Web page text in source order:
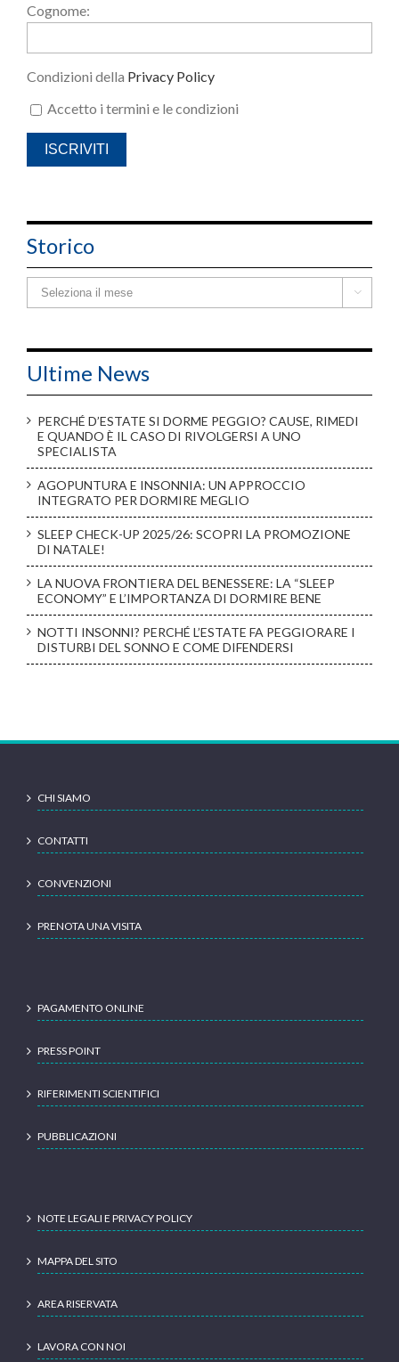
Cognome:
Condizioni della Privacy Policy
Accetto i termini e le condizioni
Storico
Storico 
Ultime News
PERCHÉ D’ESTATE SI DORME PEGGIO? CAUSE, RIMEDI
E QUANDO È IL CASO DI RIVOLGERSI A UNO
SPECIALISTA
AGOPUNTURA E INSONNIA: UN APPROCCIO
INTEGRATO PER DORMIRE MEGLIO
SLEEP CHECK-UP 2025/26: SCOPRI LA PROMOZIONE
DI NATALE!
LA NUOVA FRONTIERA DEL BENESSERE: LA “SLEEP
ECONOMY” E L’IMPORTANZA DI DORMIRE BENE
NOTTI INSONNI? PERCHÉ L’ESTATE FA PEGGIORARE I
DISTURBI DEL SONNO E COME DIFENDERSI
CHI SIAMO
CONTATTI
CONVENZIONI
PRENOTA UNA VISITA
PAGAMENTO ONLINE
PRESS POINT
RIFERIMENTI SCIENTIFICI
PUBBLICAZIONI
NOTE LEGALI E PRIVACY POLICY
MAPPA DEL SITO
AREA RISERVATA
LAVORA CON NOI